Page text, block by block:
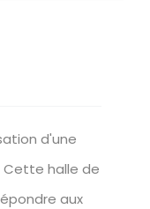
d'une
Cette halle de
aux